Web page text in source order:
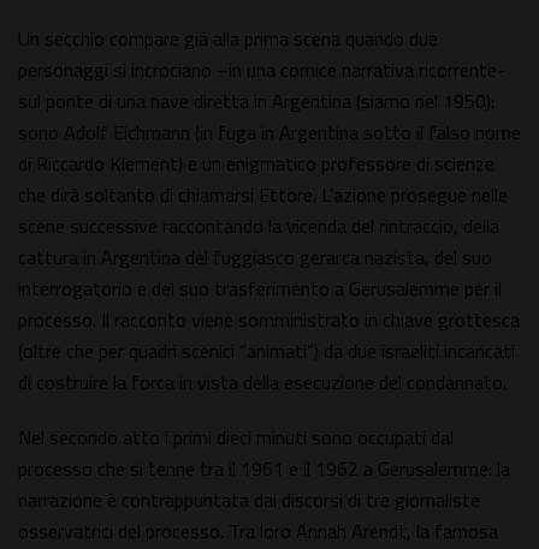
Un secchio compare già alla prima scena quando due
personaggi si incrociano –in una cornice narrativa ricorrente-
sul ponte di una nave diretta in Argentina (siamo nel 1950):
sono Adolf Eichmann (in fuga in Argentina sotto il falso nome
di Riccardo Klement) e un enigmatico professore di scienze
che dirà soltanto di chiamarsi Ettore. L’azione prosegue nelle
scene successive raccontando la vicenda del rintraccio, della
cattura in Argentina del fuggiasco gerarca nazista, del suo
interrogatorio e del suo trasferimento a Gerusalemme per il
processo. Il racconto viene somministrato in chiave grottesca
(oltre che per quadri scenici “animati”) da due israeliti incaricati
di costruire la forca in vista della esecuzione del condannato.
Nel secondo atto i primi dieci minuti sono occupati dal
processo che si tenne tra il 1961 e il 1962 a Gerusalemme: la
narrazione è contrappuntata dai discorsi di tre giornaliste
osservatrici del processo. Tra loro Annah Arendt, la famosa